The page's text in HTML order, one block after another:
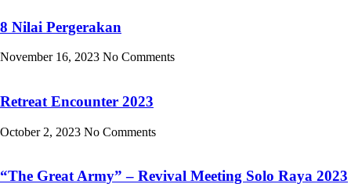
8 Nilai Pergerakan
November 16, 2023 No Comments
Retreat Encounter 2023
October 2, 2023 No Comments
“The Great Army” – Revival Meeting Solo Raya 2023